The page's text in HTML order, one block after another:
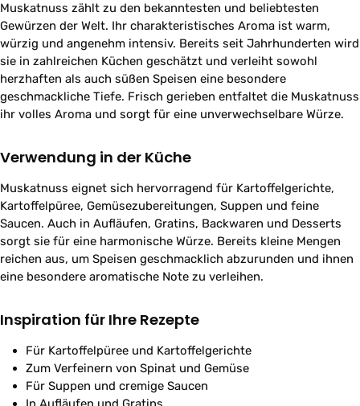
Muskatnuss zählt zu den bekanntesten und beliebtesten
Gewürzen der Welt. Ihr charakteristisches Aroma ist warm,
würzig und angenehm intensiv. Bereits seit Jahrhunderten wird
sie in zahlreichen Küchen geschätzt und verleiht sowohl
herzhaften als auch süßen Speisen eine besondere
geschmackliche Tiefe. Frisch gerieben entfaltet die Muskatnuss
ihr volles Aroma und sorgt für eine unverwechselbare Würze.
Verwendung in der Küche
Muskatnuss eignet sich hervorragend für Kartoffelgerichte,
Kartoffelpüree, Gemüsezubereitungen, Suppen und feine
Saucen. Auch in Aufläufen, Gratins, Backwaren und Desserts
sorgt sie für eine harmonische Würze. Bereits kleine Mengen
reichen aus, um Speisen geschmacklich abzurunden und ihnen
eine besondere aromatische Note zu verleihen.
Inspiration für Ihre Rezepte
Für Kartoffelpüree und Kartoffelgerichte
Zum Verfeinern von Spinat und Gemüse
Für Suppen und cremige Saucen